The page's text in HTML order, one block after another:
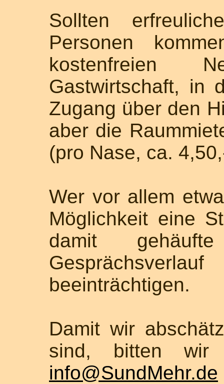
Sollten
Personen
kostenfreien
Gastwirtschaft, in
Zugang über den
aber die
(pro Nase, ca.
Wer vor allem
Möglichkeit eine
damit
beeinträchtigen.
Damit wir
sind, bitten wir
info@SundMehr.de